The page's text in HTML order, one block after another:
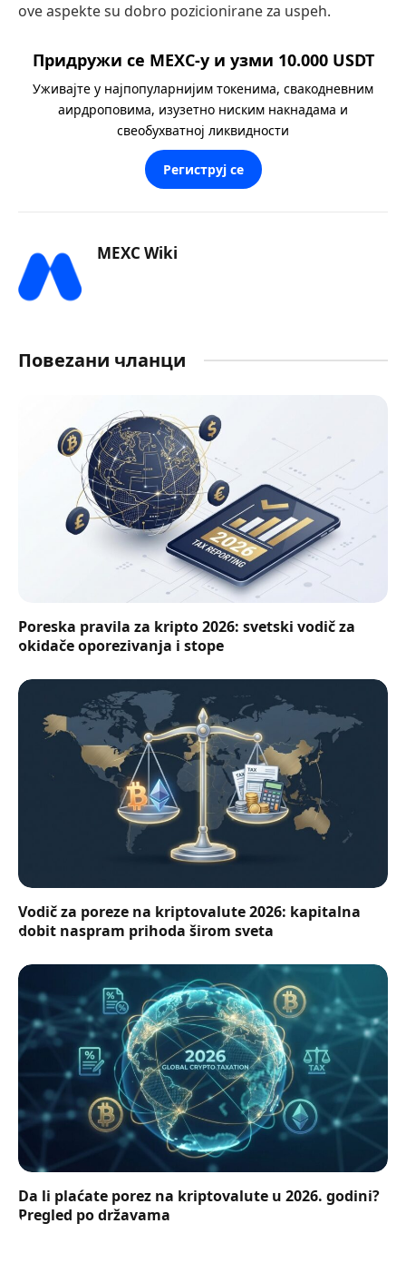
ove aspekte su dobro pozicionirane za uspeh.
Придружи се MEXC-у и узми 10.000 USDT
Уживајте у најпопуларнијим токенима, свакодневним
аирдроповима, изузетно ниским накнадама и
свеобухватној ликвидности
Региструј се
MEXC Wiki
Повеzани чланци
Poreska pravila za kripto 2026: svetski vodič za
okidače oporezivanja i stope
Vodič za poreze na kriptovalute 2026: kapitalna
dobit naspram prihoda širom sveta
Da li plaćate porez na kriptovalute u 2026. godini?
Pregled po državama